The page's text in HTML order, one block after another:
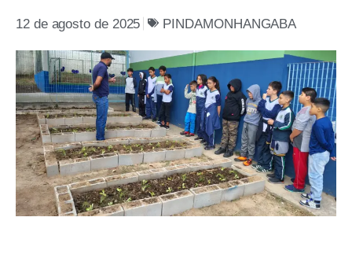
12 de agosto de 2025 PINDAMONHANGABA